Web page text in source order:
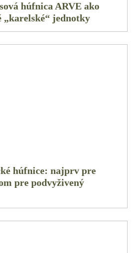
húfnica ARVE ako
„karelské“ jednotky
húfnice: najprv pre
pre podvyživený